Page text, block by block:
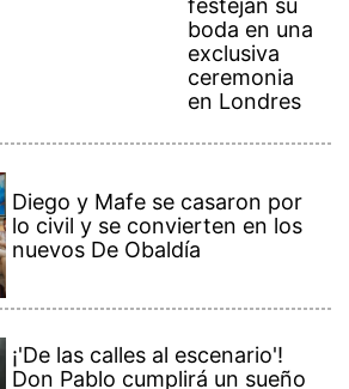
festejan su
boda en una
exclusiva
ceremonia
en Londres
Diego y Mafe se casaron por
lo civil y se convierten en los
nuevos De Obaldía
¡'De las calles al escenario'!
Don Pablo cumplirá un sueño